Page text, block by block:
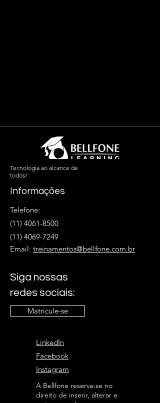
Tecnologia ao alcance de
todos!
Informações
Telefone:
(11) 4061-8500
(11) 4069-7249
Email: treinamentos@bellfone.com.br
Siga nossas
redes sociais:
Matricule-se
LinkedIn
Facebook
Instagram
A Bellfone reserva-se no
direito de inserir, alterar e